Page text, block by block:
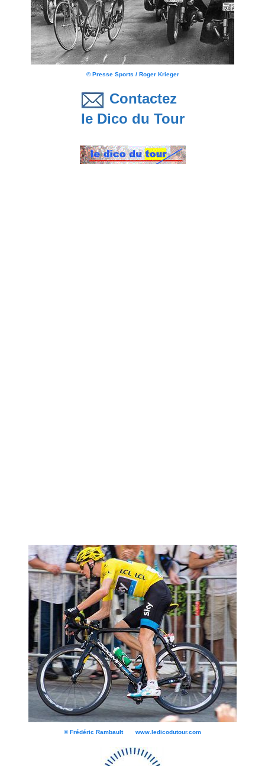
© Presse Sports / Roger Krieger
Contactez
le Dico du Tour
© Frédéric Rambault www.ledicodutour.com